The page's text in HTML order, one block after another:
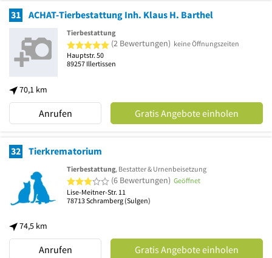
31 ACHAT-Tierbestattung Inh. Klaus H. Barthel
70,1 km
Tierbestattung
5 von 5 Sternen
(2 Bewertungen) keine Öffnungszeiten
Hauptstr. 50
89257 Illertissen
Anrufen Gratis Angebote einholen
32 Tierkrematorium
74,5 km
Tierbestattung, Bestatter & Urnenbeisetzung
3 von 5 Sternen
(6 Bewertungen) Geöffnet
Lise-Meitner-Str. 11
78713Schramberg (Sulgen)
Anrufen Gratis Angebote einholen